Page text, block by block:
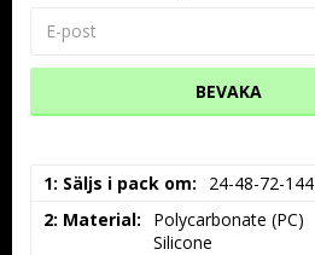
BEVAKA
1: Säljs i pack om
24-48-72-144
2: Material
Polycarbonate (PC)
Silicone